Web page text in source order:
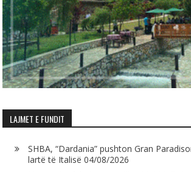
LAJMET E FUNDIT
SHBA, “Dardania” pushton Gran
lartë të Italisë 04/08/2026